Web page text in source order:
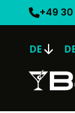
+49
DE